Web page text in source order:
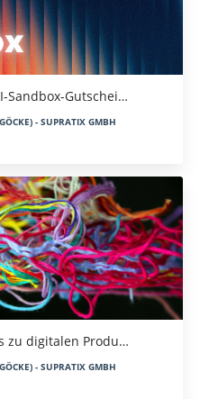
Sandbox-Gutschei…
- SUPRATIX GMBH
zu digitalen Produ…
- SUPRATIX GMBH